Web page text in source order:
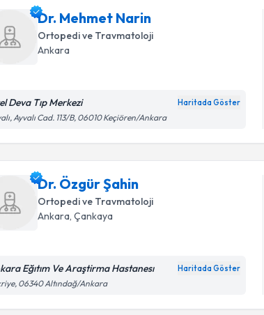
Dr. Mehmet Narin
Ortopedi ve Travmatoloji
Ankara
Deva Tıp Merkezi Haritada Göster
Ayvalı Cad. 113/B, 06010 Keçiören/Ankara
Dr. Özgür Şahin
Ortopedi ve Travmatoloji
Ankara , Çankaya
Eğıtım Ve Araştirma Hastanesı Haritada Göster
06340 Altındağ/Ankara